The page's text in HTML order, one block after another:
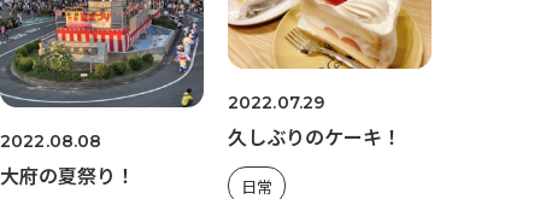
2022.08.08
大府の夏祭り！
2022.07.29
久しぶりのケーキ！
日常